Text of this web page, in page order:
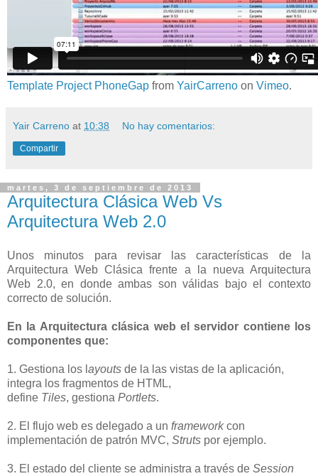
Template Project PhoneGap from YairCarreno on Vimeo.
Yair Carreno at 10:38 No hay comentarios:
Compartir
martes, 3 de septiembre de 2013
Arquitectura Clásica Web Vs
Arquitectura Web 2.0
Unos minutos para revisar las características de la
Arquitectura Web Clásica frente a la nueva Arquitectura
Web 2.0, en donde ambas son válidas bajo el contexto
correcto de solución.
En la Arquitectura clásica web el servidor contiene los
componentes que:
1. Gestiona los l ayouts de la las vistas de la aplicación,
integra los fragmentos de HTML,
define Tiles, gestiona Portlets.
2. El flujo web es delegado a un frameworkcon
implementación de patrón MVC, Struts por ejemplo.
3. El estado del cliente se administra a través de Session